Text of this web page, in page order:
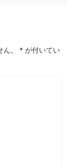
。 * が付いてい